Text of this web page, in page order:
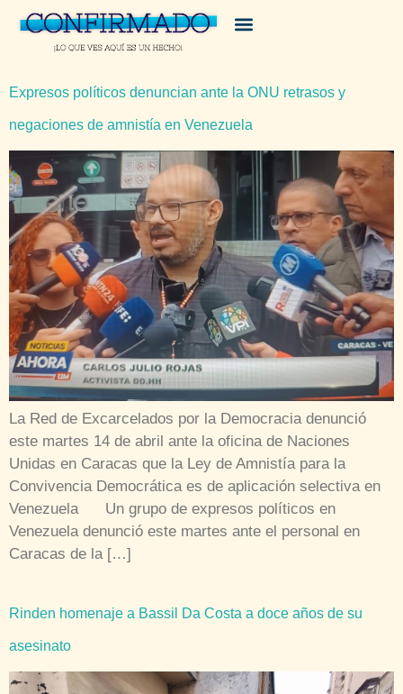
Expresos políticos denuncian ante la ONU retrasos y
negaciones de amnistía en Venezuela
La Red de Excarcelados por la Democracia denunció
este martes 14 de abril ante la oficina de Naciones
Unidas en Caracas que la Ley de Amnistía para la
Convivencia Democrática es de aplicación selectiva en
Venezuela Un grupo de expresos políticos en
Venezuela denunció este martes ante el personal en
Caracas de la […]
Rinden homenaje a Bassil Da Costa a doce años de su
asesinato